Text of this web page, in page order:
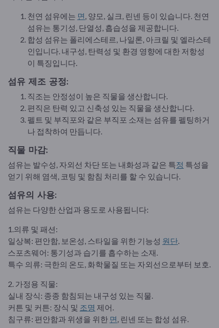
천연 섬유에는 면 , 양모, 실크, 린넨 등이 있습니다. 천연
섬유는 통기성, 단열성, 흡습성을 제공합니다.
합성 섬유는 폴리에스테르, 나일론, 아크릴 및 엘라스테
인입니다. 내구성, 탄력성 및 환경 영향에 대한 저항성
이 특징입니다.
섬유 제조 공정:
직조는 안정성이 높은 직물을 생산합니다.
편직은 탄력 있고 신축성 있는 직물을 생산합니다.
펠트 및 부직포와 같은 부직포 소재는 섬유를 펠팅하거
나 접착하여 만듭니다.
직물 마감:
섬유는 발수성, 자외선 차단 또는 내화성과 같은 특정 특성을
얻기 위해 염색, 코팅 및 함침 처리를 할 수 있습니다.
섬유의 사용:
섬유는 다양한 산업과 용도로 사용됩니다:
1.의류 및 패션:
일상복: 편안함, 보온성, 스타일을 위한 기능성 원단
스포츠웨어: 통기성과 습기를 흡수하는 소재.
특수 의류: 극한의 온도, 화학물질 또는 자외선으로부터 보호.
2. 가정용 직물:
실내 장식: 종종 함침되는 내구성 있는 직물.
커튼 및 커튼: 장식 및 조명 제어.
침구류: 편안함과 위생을 위한 면 , 린넨 또는 합성 섬유.